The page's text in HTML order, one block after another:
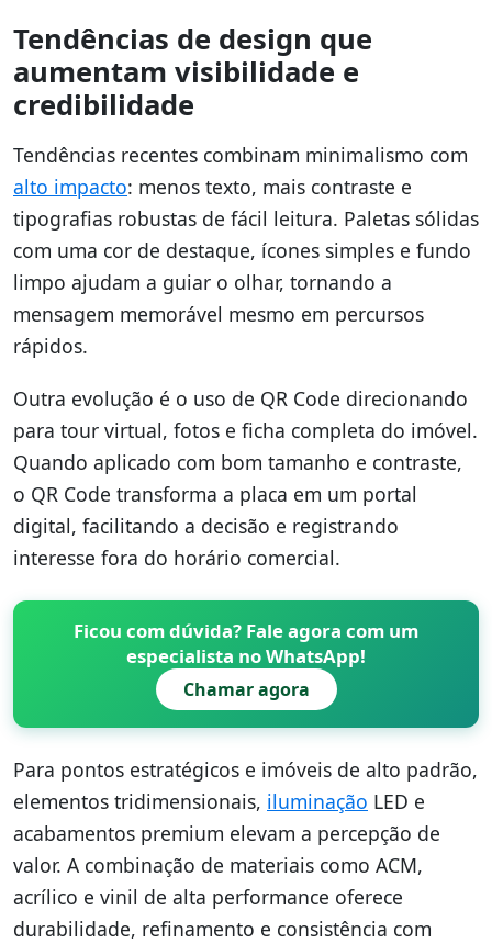
Tendências de design que
aumentam visibilidade e
credibilidade
Tendências recentes combinam minimalismo com
alto impacto: menos texto, mais contraste e
tipografias robustas de fácil leitura. Paletas sólidas
com uma cor de destaque, ícones simples e fundo
limpo ajudam a guiar o olhar, tornando a
mensagem memorável mesmo em percursos
rápidos.
Outra evolução é o uso de QR Code direcionando
para tour virtual, fotos e ficha completa do imóvel.
Quando aplicado com bom tamanho e contraste,
o QR Code transforma a placa em um portal
digital, facilitando a decisão e registrando
interesse fora do horário comercial.
Ficou com dúvida? Fale agora com um
especialista no WhatsApp!
Chamar agora
Para pontos estratégicos e imóveis de alto padrão,
elementos tridimensionais, iluminação LED e
acabamentos premium elevam a percepção de
valor. A combinação de materiais como ACM,
acrílico e vinil de alta performance oferece
durabilidade, refinamento e consistência com